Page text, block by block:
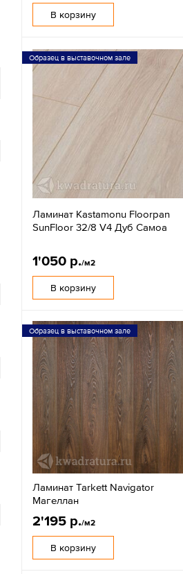
В корзину
Образец в выставочном зале
Ламинат Kastamonu Floorpan
SunFloor 32/8 V4 Дуб Самоа
1'050 р./м2
В корзину
Образец в выставочном зале
Ламинат Tarkett Navigator
Mагеллан
2'195 р./м2
В корзину